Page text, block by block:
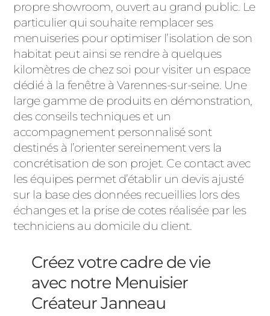
propre showroom, ouvert au grand public. Le
particulier qui souhaite remplacer ses
menuiseries pour optimiser l’isolation de son
habitat peut ainsi se rendre à quelques
kilomètres de chez soi pour visiter un espace
dédié à la fenêtre à Varennes-sur-seine. Une
large gamme de produits en démonstration,
des conseils techniques et un
accompagnement personnalisé sont
destinés à l’orienter sereinement vers la
concrétisation de son projet. Ce contact avec
les équipes permet d’établir un devis ajusté
sur la base des données recueillies lors des
échanges et la prise de cotes réalisée par les
techniciens au domicile du client.
Créez votre cadre de vie
avec notre Menuisier
Créateur Janneau